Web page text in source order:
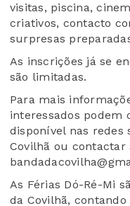
visitas, piscina,
criativos, contacto
surpresas
As inscrições já se
são limitadas.
Para mais
interessados
disponível nas redes
Covilhã ou
As Férias Dó-Ré-Mi
da Covilhã,